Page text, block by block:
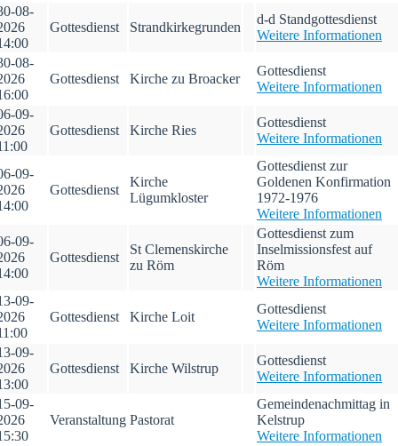
08-
Gottesdienst Strandkirkegrunden
d-d Standgottesdienst
Weitere Informationen
08-
Gottesdienst Kirche zu Broacker
Gottesdienst
Weitere Informationen
09-
Gottesdienst Kirche Ries
Gottesdienst
Weitere Informationen
09-
Gottesdienst
Kirche
Lügumkloster
Gottesdienst zur
Goldenen Konfirmation
1972-1976
Weitere Informationen
09-
Gottesdienst
St Clemenskirche
zu Röm
Gottesdienst zum
Inselmissionsfest auf
Röm
Weitere Informationen
09-
Gottesdienst Kirche Loit
Gottesdienst
Weitere Informationen
09-
Gottesdienst Kirche Wilstrup
Gottesdienst
Weitere Informationen
09-
Veranstaltung Pastorat
Gemeindenachmittag in
Kelstrup
Weitere Informationen